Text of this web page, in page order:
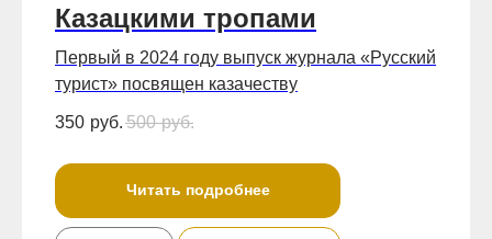
Казацкими тропами
Первый в 2024 году выпуск журнала «Русский
турист» посвящен казачеству
350 руб. 500 руб.
Читать подробнее